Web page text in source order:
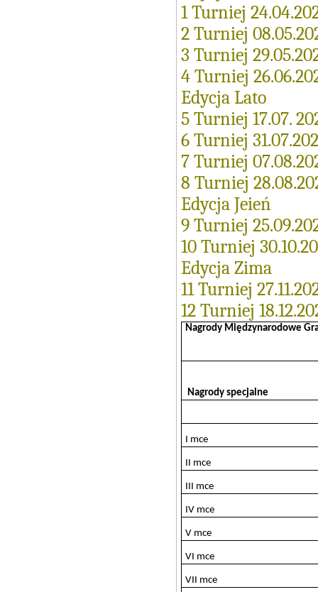
1 Turniej
2 Turniej
3 Turniej
4 Turniej
Edycja Lato
5 Turniej 17.07.
6 Turniej
7 Turniej
8 Turniej
Edycja Jeień
9 Turniej
10 Turniej
Edycja Zima
11 Turniej
12 Turniej
Nagrody Międzynarodowe
Nagrody specjalne
I mce
II mce
III mce
IV mce
V mce
VI mce
VII mce